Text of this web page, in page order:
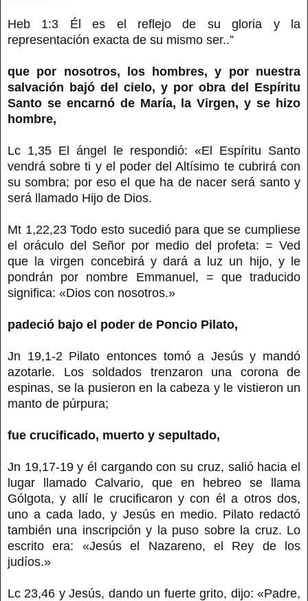
Heb 1:3 Él es el reflejo de su gloria y la
representación exacta de su mismo ser..”
que por nosotros, los hombres, y por nuestra
salvación bajó del cielo, y por obra del Espíritu
Santo se encarnó de María, la Virgen, y se hizo
hombre,
Lc 1,35 El ángel le respondió: «El Espíritu Santo
vendrá sobre ti y el poder del Altísimo te cubrirá con
su sombra; por eso el que ha de nacer será santo y
será llamado Hijo de Dios.
Mt 1,22,23 Todo esto sucedió para que se cumpliese
el oráculo del Señor por medio del profeta: = Ved
que la virgen concebirá y dará a luz un hijo, y le
pondrán por nombre Emmanuel, = que traducido
significa: «Dios con nosotros.»
padeció bajo el poder de Poncio Pilato,
Jn 19,1-2 Pilato entonces tomó a Jesús y mandó
azotarle. Los soldados trenzaron una corona de
espinas, se la pusieron en la cabeza y le vistieron un
manto de púrpura;
fue crucificado, muerto y sepultado,
Jn 19,17-19 y él cargando con su cruz, salió hacia el
lugar llamado Calvario, que en hebreo se llama
Gólgota, y allí le crucificaron y con él a otros dos,
uno a cada lado, y Jesús en medio. Pilato redactó
también una inscripción y la puso sobre la cruz. Lo
escrito era: «Jesús el Nazareno, el Rey de los
judíos.»
Lc 23,46 y Jesús, dando un fuerte grito, dijo: «Padre,